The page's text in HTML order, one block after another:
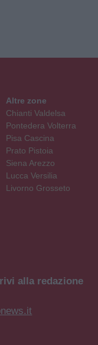
Altre zone
Chianti Valdelsa
Pontedera Volterra
Pisa Cascina
Prato Pistoia
Siena Arezzo
Lucca Versilia
Livorno Grosseto
alla redazione